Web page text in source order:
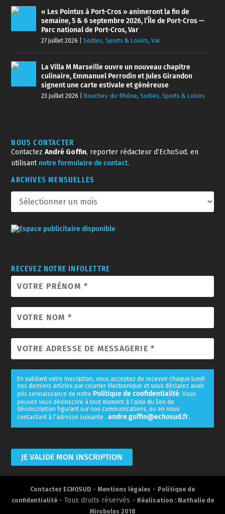
« Les Pointus à Port-Cros » animeront la fin de
semaine, 5 & 6 septembre 2026, l’Île de Port-Cros —
Parc national de Port-Cros, Var
27 juillet 2026 |Sorties, Sports & Loisirs,Var
La Villa M Marseille ouvre un nouveau chapitre
culinaire, Emmanuel Perrodin et Jules Girandon
signent une carte estivale et généreuse
23 juillet 2026 |Bouches-du-Rhône,Sorties, Sports & Loisirs
NOUS CONTACTER
ContactezAndré Goffin, reporter rédacteur d’EchoSud, en
utilisant notre formulaire de contact.
ARCHIVES MENSUELLES
RECEVEZ NOTRE INFOLETTRE
En validant votre inscription, vous acceptez de recevoir chaque lundi
nos derniers articles par courrier électronique et vous déclarez avoir
pris connaissance de notre Politique de confidentialité. Vous
pouvez vous désinscrire à tout moment à l'aide du lien de
désinscription figurant sur nos communications, ou en nous
contactant à l'adresse suivante :andre.goffin@echosud.fr.
Contactez ECHOSUD - Mentions légales - Politique de
confidentialité- Tous droits réservés - Réalisation : Nathalie de
Mirobolus 2018